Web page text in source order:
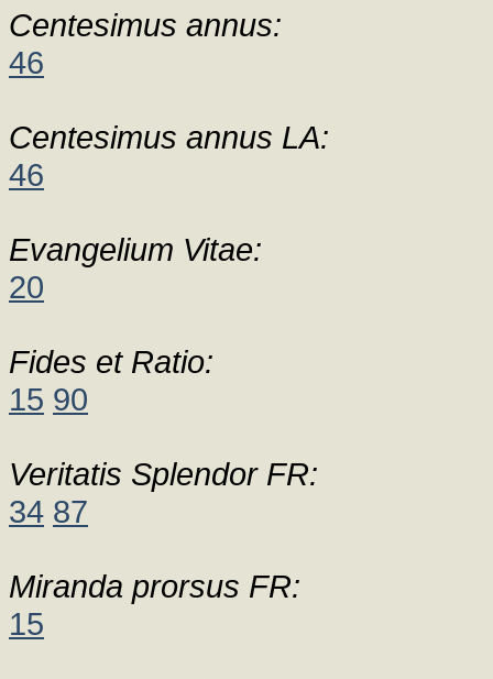
Centesimus annus:
46
Centesimus annus LA:
46
Evangelium Vitae:
20
Fides et Ratio:
15 90
Veritatis Splendor FR:
34 87
Miranda prorsus FR:
15